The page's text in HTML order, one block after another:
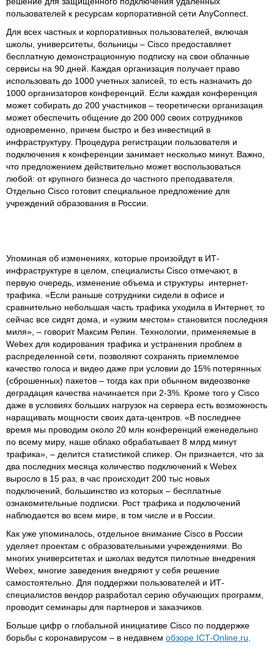
пользователей к ресурсам корпоративной сети AnyConnect.
Для всех частных и корпоративных пользователей, включая
школы, университеты, больницы – Cisco предоставляет
бесплатную демонстрационную подписку на свои облачные
сервисы на 90 дней. Каждая организация получает право
использовать до 1000 учетных записей, то есть назначить до
1000 организаторов конференций. Если каждая конференция
может собирать до 200 участников – теоретически организация
может обеспечить общение до 200 000 своих сотрудников
одновременно, причем быстро и без инвестиций в
инфраструктуру. Процедура регистрации пользователя и
подключения к конференции занимает несколько минут. Важно,
что предложением действительно может воспользоваться
любой: от крупного бизнеса до частного преподавателя.
Отдельно Cisco готовит специальное предложение для
учреждений образования в России.
Упоминая об изменениях, которые произойдут в ИТ-
инфраструктуре в целом, специалисты Cisco отмечают, в
первую очередь, изменение объема и структуры интернет-
трафика. «Если раньше сотрудники сидели в офисе и
сравнительно небольшая часть трафика уходила в Интернет, то
сейчас все сидят дома, и «узким местом» становится последняя
миля», – говорит Максим Репин. Технологии, применяемые в
Webex для кодирования трафика и устранения проблем в
распределенной сети, позволяют сохранять приемлемое
качество голоса и видео даже при условии до 15% потерянных
(сброшенных) пакетов – тогда как при обычном видеозвонке
деградация качества начинается при 2-3%. Кроме того у Cisco
даже в условиях больших нагрузок на сервера есть возможность
наращивать мощности своих дата-центров. «В последнее
время мы проводим около 20 млн конференций еженедельно
по всему миру, наше облако обрабатывает 8 млрд минут
трафика», – делится статистикой спикер. Он признается, что за
два последних месяца количество подключений к Webex
выросло в 15 раз, в час происходит 200 тыс новых
подключений, большинство из которых – бесплатные
ознакомительные подписки. Рост трафика и подключений
наблюдается во всем мире, в том числе и в России.
Как уже упоминалось, отдельное внимание Cisco в России
уделяет проектам с образовательными учреждениями. Во
многих университетах и школах ведутся пилотные внедрения
Webex, многие заведения внедряют у себя решение
самостоятельно. Для поддержки пользователей и ИТ-
специалистов вендор разработал серию обучающих программ,
проводит семинары для партнеров и заказчиков.
Больше цифр о глобальной инициативе Cisco по поддержке
борьбы с коронавирусом – в недавнем обзоре ICT-Online.ru